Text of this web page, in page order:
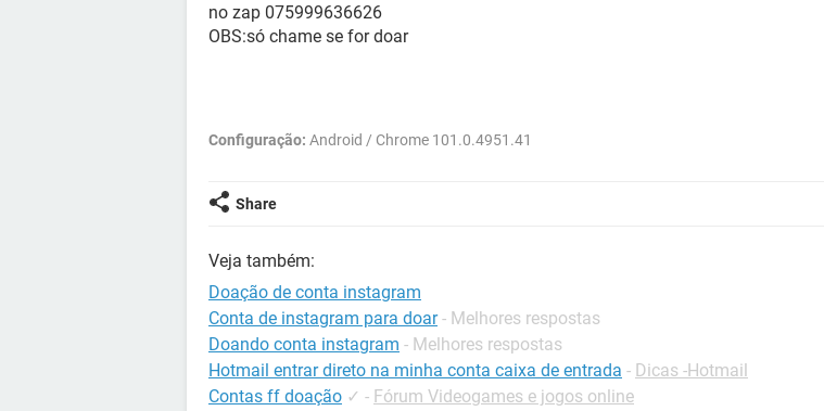
no zap 075999636626
OBS:só chame se for doar
Configuração: Android / Chrome 101.0.4951.41
Share
Veja também:
Doação de conta instagram
Conta de instagram para doar - Melhores respostas
Doando conta instagram - Melhores respostas
Hotmail entrar direto na minha conta caixa de entrada - Dicas -Hotmail
Contas ff doação ✓ - Fórum Videogames e jogos online